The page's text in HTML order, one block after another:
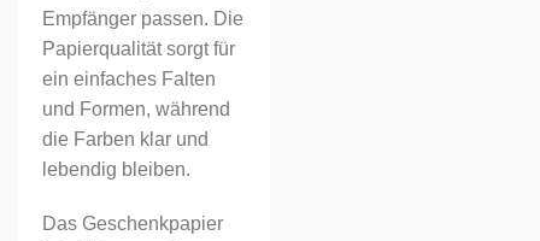
Empfänger passen. Die
Papierqualität sorgt für
ein einfaches Falten
und Formen, während
die Farben klar und
lebendig bleiben.
Das Geschenkpapier